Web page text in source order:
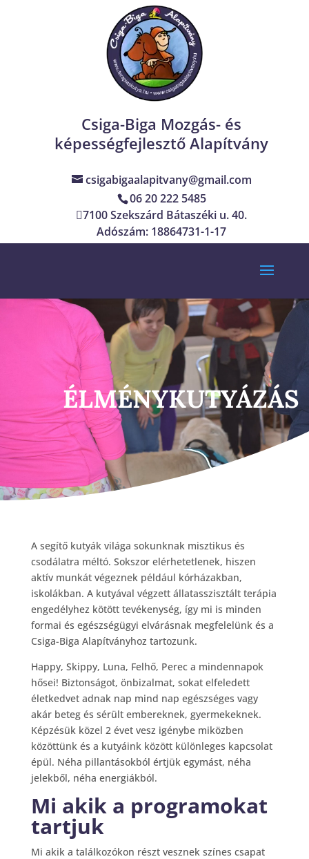
Csiga-Biga Mozgás- és
képességfejlesztő Alapítvány
csigabigaalapitvany@gmail.com
06 20 222 5485
7100 Szekszárd Bátaszéki u. 40.
Adószám: 18864731-1-17
ÉLMÉNYKUTYÁZÁS
A segítő kutyák világa sokunknak misztikus és
csodálatra méltó. Sokszor elérhetetlenek, hiszen
aktív munkát végeznek például kórházakban,
iskolákban. A kutyával végzett állatasszisztált terápia
engedélyhez kötött tevékenység, így mi is minden
formai és egészségügyi elvárásnak megfelelünk és a
Csiga-Biga Alapítványhoz tartozunk.
Happy, Skippy, Luna, Felhő, Perec a mindennapok
hősei! Biztonságot, önbizalmat, sokat elfeledett
életkedvet adnak nap mind nap egészséges vagy
akár beteg és sérült embereknek, gyermekeknek.
Képzésük közel 2 évet vesz igénybe miközben
közöttünk és a kutyáink között különleges kapcsolat
épül. Néha pillantásokból értjük egymást, néha
jelekből, néha energiákból.
Mi akik a programokat
tartjuk
Mi akik a találkozókon részt vesznek színes csapat